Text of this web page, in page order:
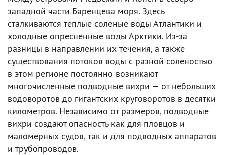
западной части Баренцева моря. Здесь
сталкиваются теплые соленые воды Атлантики и
холодные опресненные воды Арктики. Из-за
разницы в направлении их течения, а также
существования потоков воды с разной соленостью
в этом регионе постоянно возникают
многочисленные подводные вихри — от небольших
водоворотов до гигантских круговоротов в десятки
километров. Независимо от размеров, подводные
вихри создают опасность как для пловцов и
маломерных судов, так и для подводных аппаратов
и трубопроводов.